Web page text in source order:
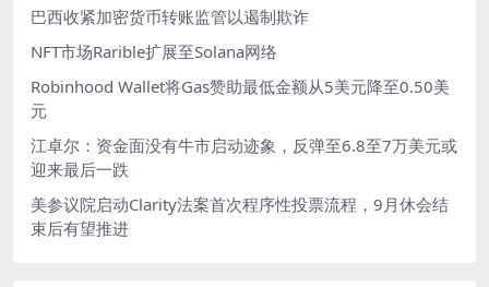
巴西收紧加密货币转账监管以遏制欺诈
NFT市场Rarible扩展至Solana网络
Robinhood Wallet将Gas赞助最低金额从5美元降至0.50美
元
江卓尔：资金面没有牛市启动迹象，反弹至6.8至7万美元或
迎来最后一跌
美参议院启动Clarity法案首次程序性投票流程，9月休会结
束后有望推进